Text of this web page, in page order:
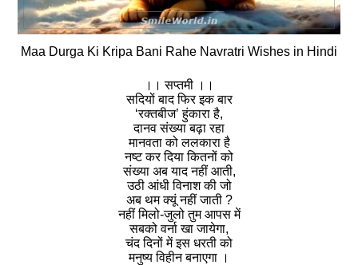
Maa Durga Ki Kripa Bani Rahe Navratri Wishes in Hindi
।। सप्तमी ।।
सदियों बाद फिर इक बार
‘रक्तबीज’ हुंकारा है,
दानव संख्या बढ़ा रहा
मानवता को ललकारा है
नष्ट कर दिया कितनों को
संख्या अब याद नहीं आती,
उठी आंधी विनाश की जो
अब थम क्यूं नहीं जाती ?
नहीं मिलो-जुलो तुम आपस में
सबको वर्ना खा जायेगा,
चंद दिनों में इस धरती को
मनुष्य विहीन बनाएगा ।